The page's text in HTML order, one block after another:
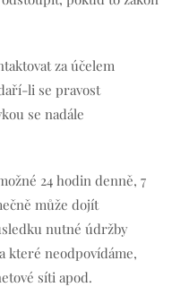
za účelem
li se pravost
se nadále
24 hodin denně, 7
může dojít
nutné údržby
které neodpovídáme,
síti apod.